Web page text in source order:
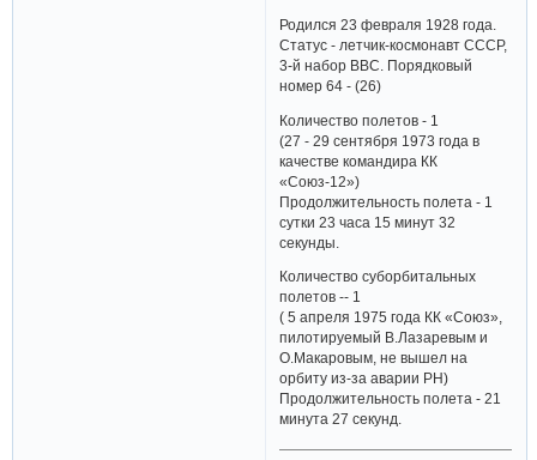
Родился 23 февраля 1928 года.
Статус - летчик-космонавт СССР,
3-й набор ВВС. Порядковый
номер 64 - (26)
Количество полетов - 1
(27 - 29 сентября 1973 года в
качестве командира КК
«Союз-12»)
Продолжительность полета - 1
сутки 23 часа 15 минут 32
секунды.
Количество суборбитальных
полетов -- 1
( 5 апреля 1975 года КК «Союз»,
пилотируемый В.Лазаревым и
О.Макаровым, не вышел на
орбиту из-за аварии РН)
Продолжительность полета - 21
минута 27 секунд.